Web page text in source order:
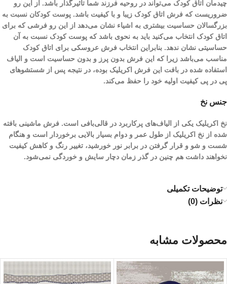
چیدمان اتاق کودک می‌تواند در روحیه فرزند شما تاثیرگذار باشد. از این رو
ضروریست که فرش اتاق کودک زیبا و با کیفیت باشد. پوست کودکان نسبت به
بزرگسالان حساسیت بیشتری به اشیاء نشان می‌دهد از این رو فرشی که برای
اتاق کودک انتخاب می‌کنید باید به نحوی باشد که پوست کودک نسبت به آن
حساسیتی نشان ندهد. بنابراین انتخاب فرش عروسکی برای اتاق کودک
مناسب می‌باشد زیرا که این فرش بدون پرز و بدون حساسیت است و الیاف
استفاده شده در بافت این فرش اکریلیک بوده، در نتیجه پس از شستشو‌های
پی در پی کیفیت اولیه خود را حفظ می‌کند.
جنس نخ
نخ اکریلیک یکی از الیاف­‌های پرکاربرد در قالی‌بافی است. فرش ماشینی بافته
شده از نخ اکریلیک از طول عمر و دوام بسیار بالایی برخوردار است و هنگام
شست و شو و قرار گرفتن در برابر نور خورشید، تغییر رنگ و کاهش کیفیت
نخواهند داشت هم چنین در گذر زمان دچار سایش و خوردگی نمی‌شود.
توضیحات تکمیلی
نظرات (0)
محصولات مشابه